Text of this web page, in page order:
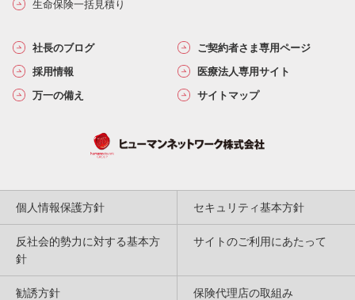
生命保険一括見積り
社長のブログ
ご契約者さま専用ページ
採用情報
医療法人専用サイト
万一の備え
サイトマップ
個人情報保護方針 セキュリティ基本方針
反社会的勢力に対する基本方
針
サイトのご利用にあたって
勧誘方針 保険代理店の取組み